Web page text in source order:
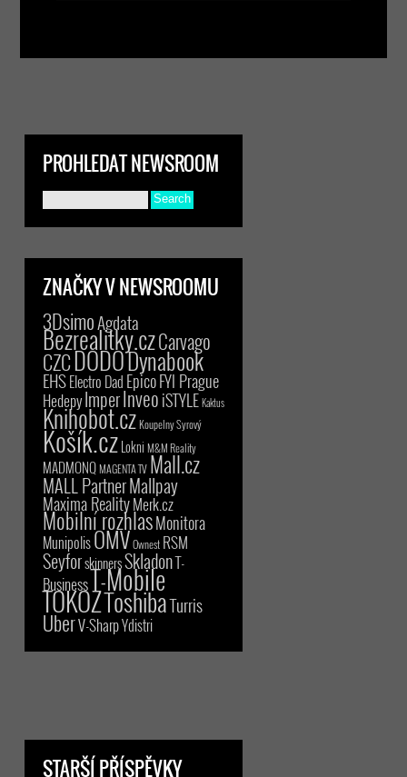
PROHLEDAT NEWSROOM
ZNAČKY V NEWSROOMU
3DsimoAgdata
Bezrealitky.czCarvago
CZCDODODynabook
EHSElectro Dad EpicoFYI Prague
HedepyImperInveoiSTYLE Kaktus
Knihobot.czKoupelny Syrový
Košík.czLokni M&M Reality
MADMONQMAGENTA TV Mall.cz
MALL PartnerMallpay
Maxima RealityMerk.cz
Mobilní rozhlasMonitora
MunipolisOMVOwnest RSM
SeyforskinnersSkladonT-
BusinessT-Mobile
TOKOZToshibaTurris
UberV-SharpYdistri
STARŠÍ PŘÍSPĚVKY